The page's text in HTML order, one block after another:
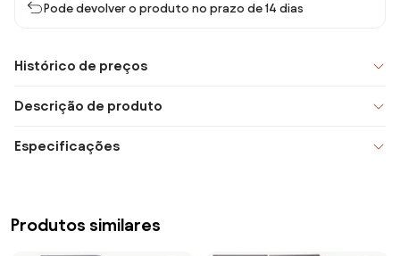
Pode devolver o produto no prazo de 14 dias
Histórico de preços
Descrição de produto
Especificações
Produtos similares